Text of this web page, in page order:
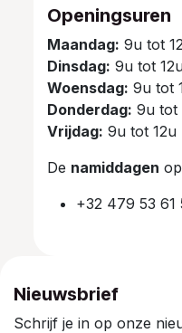
Openingsuren
Maandag: 9u tot
Dinsdag: 9u tot
Woensdag: 9u tot
Donderdag: 9u tot
Vrijdag: 9u tot 12u
De namiddagen
+32 479 53 61
Nieuwsbrief
Schrijf je in op onze